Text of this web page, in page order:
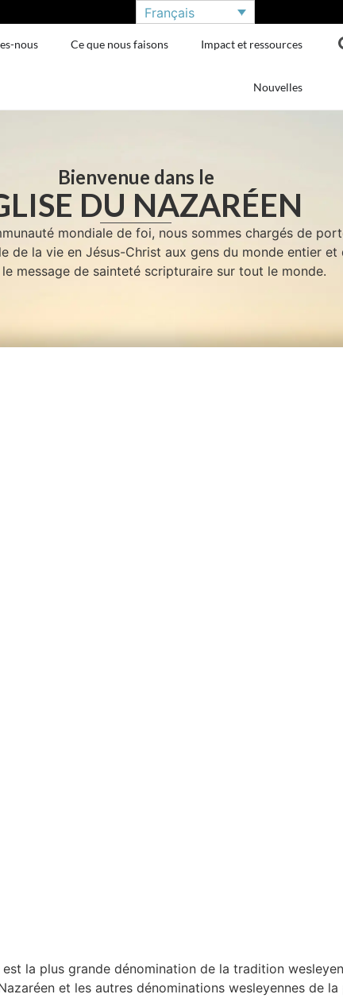
Français
nous Ce que nous faisons Impact et ressources
Nouvelles
Bienvenue dans le
DU NAZARÉEN
mondiale de foi, nous sommes chargés de
de la vie en Jésus-Christ aux gens du monde entier et
message de sainteté scripturaire sur tout le monde.
est la plus grande dénomination de la tradition
et les autres dénominations wesleyennes de